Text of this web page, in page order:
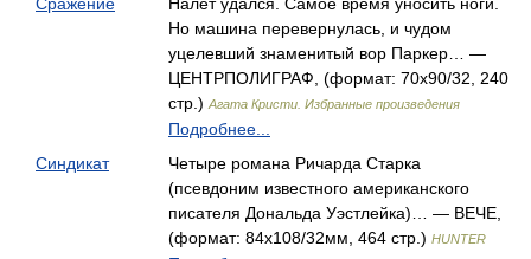
Но машина перевернулась, и чудом
уцелевший знаменитый вор Паркер… —
ЦЕНТРПОЛИГРАФ, (формат: 70x90/32, 240
стр.) Агата Кристи. Избранные произведения
Подробнее...
Синдикат
Четыре романа Ричарда Старка
(псевдоним известного американского
писателя Дональда Уэстлейка)… — ВЕЧЕ,
(формат: 84x108/32мм, 464 стр.) HUNTER